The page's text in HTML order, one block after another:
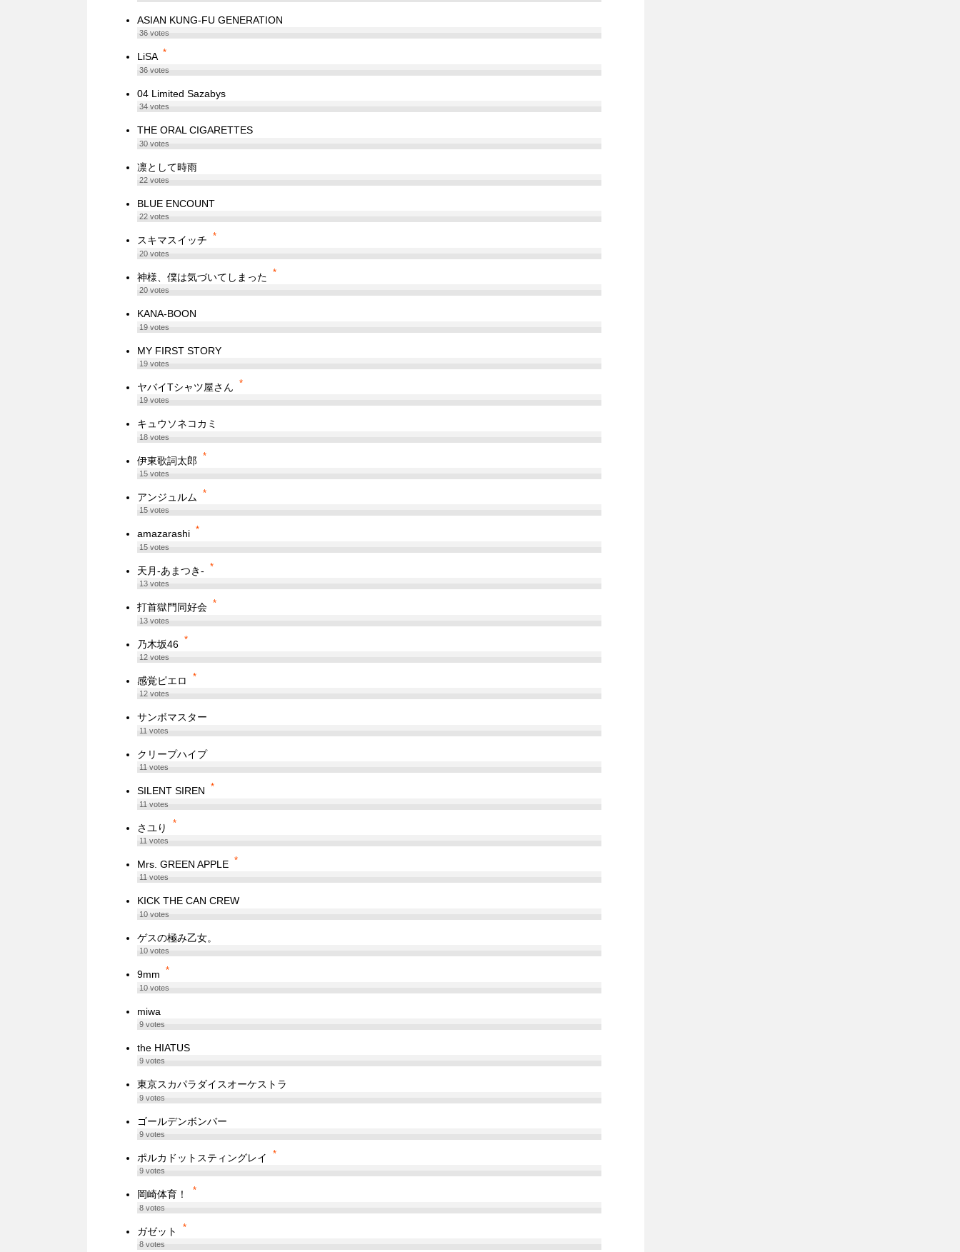
ASIAN KUNG-FU GENERATION
36votes
LiSA *
36votes
04 Limited Sazabys
34votes
THE ORAL CIGARETTES
30votes
凛として時雨
22votes
BLUE ENCOUNT
22votes
スキマスイッチ *
20votes
神様、僕は気づいてしまった *
20votes
KANA-BOON
19votes
MY FIRST STORY
19votes
ヤバイTシャツ屋さん *
19votes
キュウソネコカミ
18votes
伊東歌詞太郎 *
15votes
アンジュルム *
15votes
amazarashi *
15votes
天月-あまつき- *
13votes
打首獄門同好会 *
13votes
乃木坂46 *
12votes
感覚ピエロ *
12votes
サンボマスター
11votes
クリープハイプ
11votes
SILENT SIREN *
11votes
さユり *
11votes
Mrs. GREEN APPLE *
11votes
KICK THE CAN CREW
10votes
ゲスの極み乙女。
10votes
9mm *
10votes
miwa
9votes
the HIATUS
9votes
東京スカパラダイスオーケストラ
9votes
ゴールデンボンバー
9votes
ポルカドットスティングレイ *
9votes
岡崎体育！ *
8votes
ガゼット *
8votes